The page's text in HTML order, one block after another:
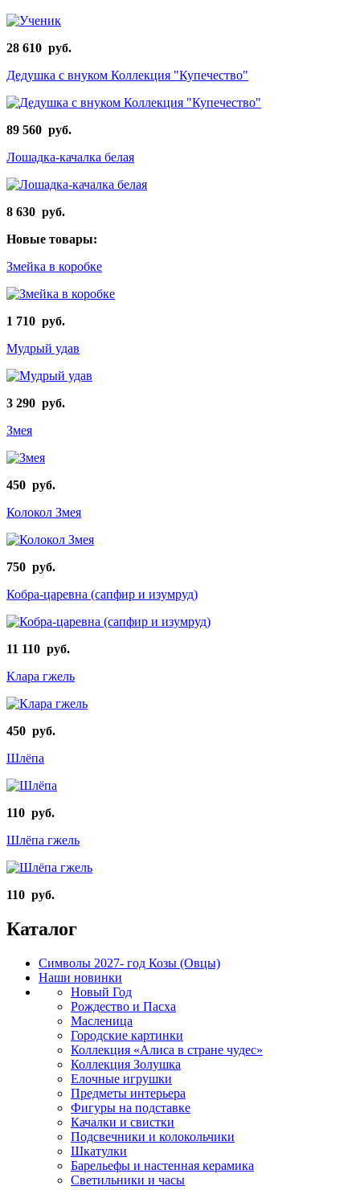
28 610 руб.
Дедушка с внуком Коллекция "Купечество"
89 560 руб.
Лошадка-качалка белая
8 630 руб.
Новые товары:
Змейка в коробке
1 710 руб.
Мудрый удав
3 290 руб.
Змея
450 руб.
Колокол Змея
750 руб.
Кобра-царевна (сапфир и изумруд)
11 110 руб.
Клара гжель
450 руб.
Шлёпа
110 руб.
Шлёпа гжель
110 руб.
Каталог
Символы 2027- год Козы (Овцы)
Наши новинки
Новый Год
Рождество и Пасха
Масленица
Городские картинки
Коллекция «Алиса в стране чудес»
Коллекция Золушка
Елочные игрушки
Предметы интерьера
Фигуры на подставке
Качалки и свистки
Подсвечники и колокольчики
Шкатулки
Барельефы и настенная керамика
Светильники и часы